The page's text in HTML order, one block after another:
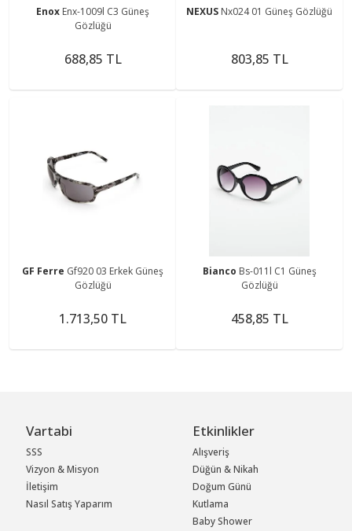
Enox Enx-1009l C3 Güneş
Gözlüğü
688,85 TL
NEXUS Nx024 01 Güneş Gözlüğü
803,85 TL
GF Ferre Gf920 03 Erkek Güneş
Gözlüğü
1.713,50 TL
Bianco Bs-011l C1 Güneş
Gözlüğü
458,85 TL
Vartabi
SSS
Vizyon & Misyon
İletişim
Nasıl Satış Yaparım
Etkinlikler
Alışveriş
Düğün & Nikah
Doğum Günü
Kutlama
Baby Shower